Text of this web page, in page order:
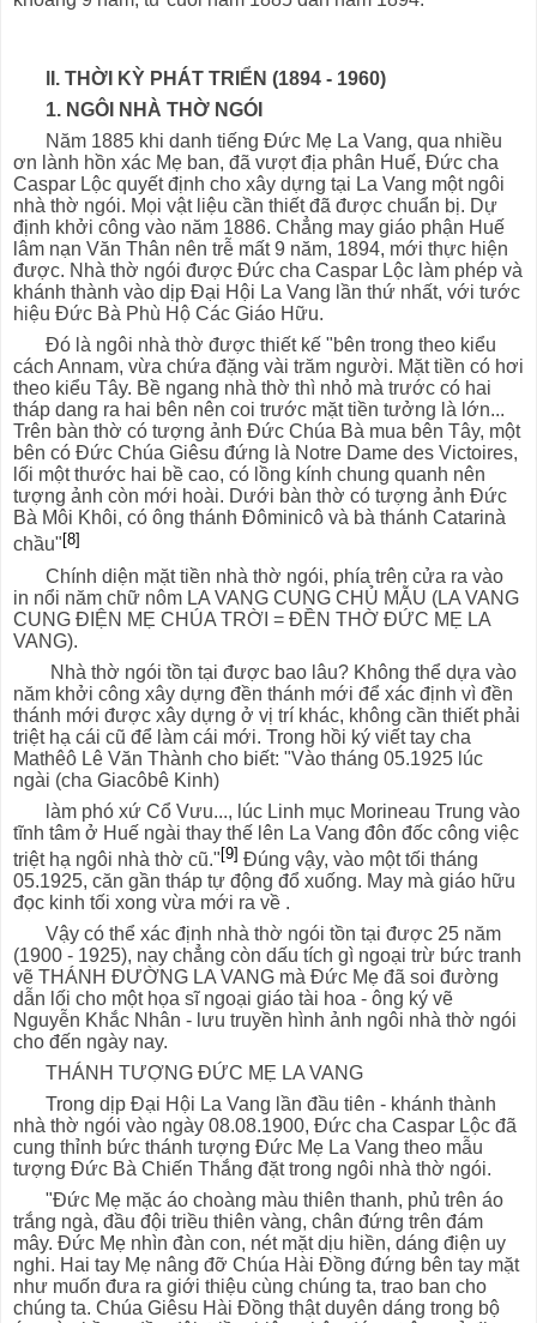
lI. THỜI KỲ PHÁT TRIỂN (1894 - 1960)
1. NGÔI NHÀ THỜ NGÓI
Năm 1885 khi danh tiếng Đức Mẹ La Vang, qua nhiều
ơn lành hồn xác Mẹ ban, đã vượt địa phân Huế, Đức cha
Caspar Lộc quyết định cho xây dựng tại La Vang một ngôi
nhà thờ ngói. Mọi vật liệu cần thiết đã được chuẩn bị. Dự
định khởi công vào năm 1886. Chẳng may giáo phận Huế
lâm nạn Văn Thân nên trễ mất 9 năm, 1894, mới thực hiện
được. Nhà thờ ngói được Đức cha Caspar Lộc làm phép và
khánh thành vào dịp Đại Hội La Vang lần thứ nhất, với tước
hiệu Đức Bà Phù Hộ Các Giáo Hữu.
Đó là ngôi nhà thờ được thiết kế "bên trong theo kiểu
cách Annam, vừa chứa đặng vài trăm người. Mặt tiền có hơi
theo kiểu Tây. Bề ngang nhà thờ thì nhỏ mà trước có hai
tháp dang ra hai bên nên coi trước mặt tiền tưởng là lớn...
Trên bàn thờ có tượng ảnh Đức Chúa Bà mua bên Tây, một
bên có Đức Chúa Giêsu đứng là Notre Dame des Victoires,
lối một thước hai bề cao, có lồng kính chung quanh nên
tượng ảnh còn mới hoài. Dưới bàn thờ có tượng ảnh Đức
Bà Môi Khôi, có ông thánh Đôminicô và bà thánh Catarinà
chầu"[8]
Chính diện mặt tiền nhà thờ ngói, phía trên cửa ra vào
in nổi năm chữ nôm LA VANG CUNG CHỦ MẪU (LA VANG
CUNG ĐIỆN MẸ CHÚA TRỜI = ĐỀN THỜ ĐỨC MẸ LA
VANG).
Nhà thờ ngói tồn tại được bao lâu? Không thể dựa vào
năm khởi công xây dựng đền thánh mới để xác định vì đền
thánh mới được xây dựng ở vị trí khác, không cần thiết phải
triệt hạ cái cũ để làm cái mới. Trong hồi ký viết tay cha
Mathêô Lê Văn Thành cho biết: "Vào tháng 05.1925 lúc
ngài (cha Giacôbê Kinh)
làm phó xứ Cổ Vưu..., lúc Linh mục Morineau Trung vào
tĩnh tâm ở Huế ngài thay thế lên La Vang đôn đốc công việc
triệt hạ ngôi nhà thờ cũ."[9] Đúng vậy, vào một tối tháng
05.1925, căn gần tháp tự động đổ xuống. May mà giáo hữu
đọc kinh tối xong vừa mới ra về .
Vậy có thể xác định nhà thờ ngói tồn tại được 25 năm
(1900 - 1925), nay chẳng còn dấu tích gì ngoại trừ bức tranh
vẽ THÁNH ĐƯỜNG LA VANG mà Đức Mẹ đã soi đường
dẫn lối cho một họa sĩ ngoại giáo tài hoa - ông ký vẽ
Nguyễn Khắc Nhân - lưu truyền hình ảnh ngôi nhà thờ ngói
cho đến ngày nay.
THÁNH TƯỢNG ĐỨC MẸ LA VANG
Trong dịp Đại Hội La Vang lần đầu tiên - khánh thành
nhà thờ ngói vào ngày 08.08.1900, Đức cha Caspar Lộc đã
cung thỉnh bức thánh tượng Đức Mẹ La Vang theo mẫu
tượng Đức Bà Chiến Thắng đặt trong ngôi nhà thờ ngói.
"Đức Mẹ mặc áo choàng màu thiên thanh, phủ trên áo
trắng ngà, đầu đội triều thiên vàng, chân đứng trên đám
mây. Đức Mẹ nhìn đàn con, nét mặt dịu hiền, dáng điện uy
nghi. Hai tay Mẹ nâng đỡ Chúa Hài Đồng đứng bên tay mặt
như muốn đưa ra giới thiệu cùng chúng ta, trao ban cho
chúng ta. Chúa Giêsu Hài Đồng thật duyên dáng trong bộ